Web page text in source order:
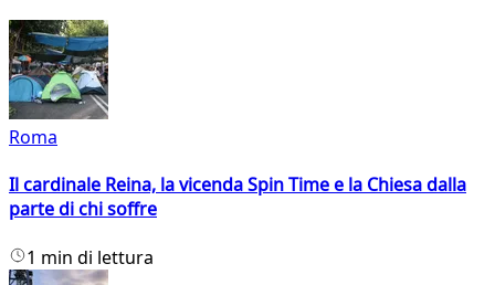
Roma
Il cardinale Reina, la vicenda Spin Time e la Chiesa dalla
parte di chi soffre
1 min di lettura